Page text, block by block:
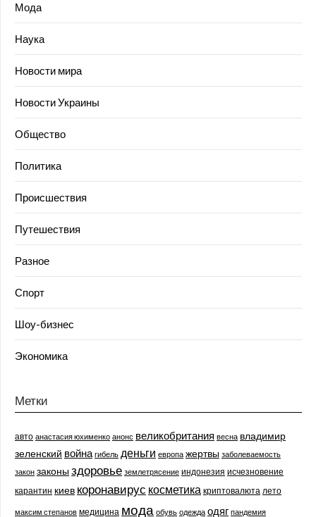
Мода
Наука
Новости мира
Новости Украины
Общество
Политика
Происшествия
Путешествия
Разное
Спорт
Шоу-бизнес
Экономика
Метки
авто анастасия юхименко анонс великобритания весна владимир
зеленский война гибель деньги европа жертвы заболеваемость
закон законыздоровье землетрясение индонезия исчезновение
карантин киев коронавирус косметика криптовалюта лето
максим степанов медицина мода обувь одежда одяг пандемия